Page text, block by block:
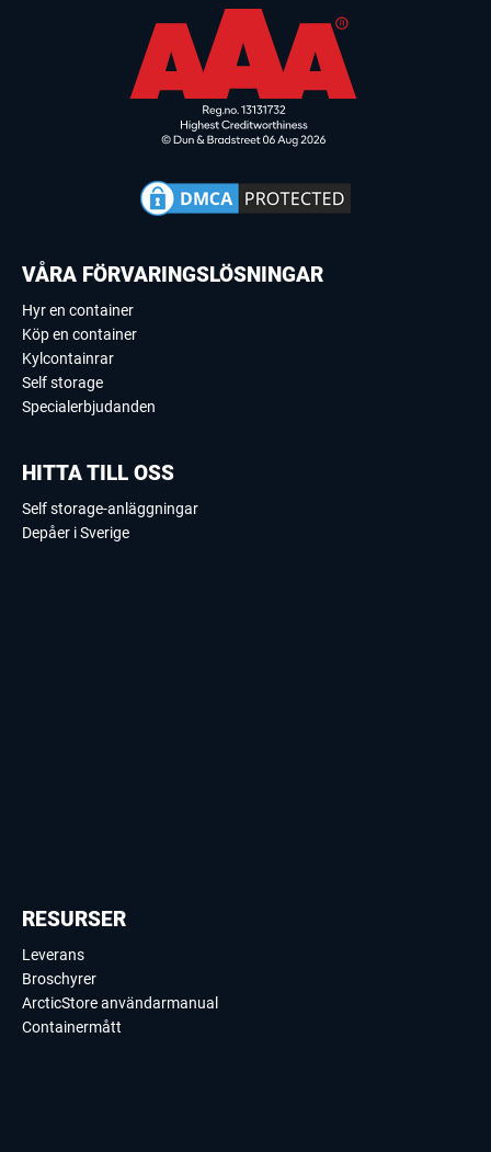
VÅRA FÖRVARINGSLÖSNINGAR
Hyr en container
Köp en container
Kylcontainrar
Self storage
Specialerbjudanden
HITTA TILL OSS
Self storage-anläggningar
Depåer i Sverige
RESURSER
Leverans
Broschyrer
ArcticStore användarmanual
Containermått